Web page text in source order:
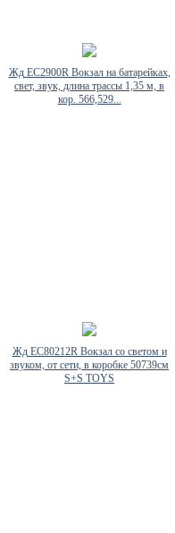
Жд EC2900R Вокзал на батарейках,
свет, звук, длина трассы 1,35 м, в
кор. 566,529...
Жд EC80212R Вокзал со светом и
звуком, от сети, в коробке 50739см
S+S TOYS